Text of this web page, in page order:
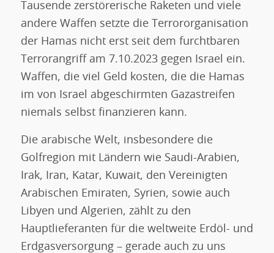
Tausende zerstörerische Raketen und viele
andere Waffen setzte die Terrororganisation
der Hamas nicht erst seit dem furchtbaren
Terrorangriff am 7.10.2023 gegen Israel ein.
Waffen, die viel Geld kosten, die die Hamas
im von Israel abgeschirmten Gazastreifen
niemals selbst finanzieren kann.
Die arabische Welt, insbesondere die
Golfregion mit Ländern wie Saudi-Arabien,
Irak, Iran, Katar, Kuwait, den Vereinigten
Arabischen Emiraten, Syrien, sowie auch
Libyen und Algerien, zählt zu den
Hauptlieferanten für die weltweite Erdöl- und
Erdgasversorgung – gerade auch zu uns